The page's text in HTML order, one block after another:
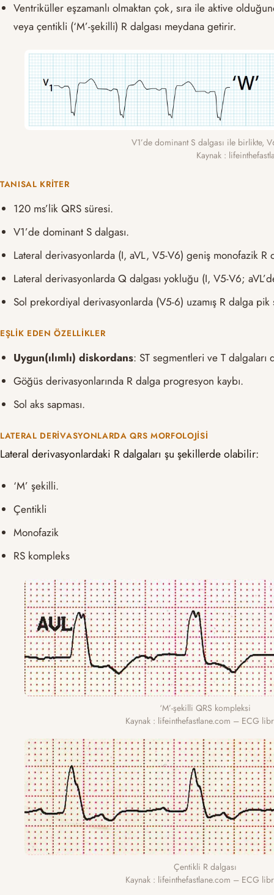
Ventriküller eşzamanlı olmaktan çok, sıra ile aktive
veya çentikli (‘M’-şekilli) R dalgası meydana getirir.
V1’de dominant S dalgası ile birlikte,
Kaynak :
TANISAL KRITER
120 ms’lik QRS süresi.
V1’de dominant S dalgası.
Lateral derivasyonlarda (I, aVL, V5-V6) geniş monofazik R
Lateral derivasyonlarda Q dalgası yokluğu (I, V5-V6;
Sol prekordiyal derivasyonlarda (V5-6) uzamış R dalga pik
EŞLIK EDEN ÖZELLIKLER
Uygun(ılımlı) diskordans: ST segmentleri ve T
Göğüs derivasyonlarında R dalga progresyon kaybı.
Sol aks sapması.
LATERAL DERIVASYONLARDA QRS MORFOLOJISI
Lateral derivasyonlardaki R dalgaları şu şekillerde olabilir:
‘M’ şekilli.
Çentikli
Monofazik
RS kompleks
‘M’-şekilli QRS kompleksi
Kaynak : lifeinthefastlane.com – ECG
Çentikli R dalgası
Kaynak : lifeinthefastlane.com – ECG